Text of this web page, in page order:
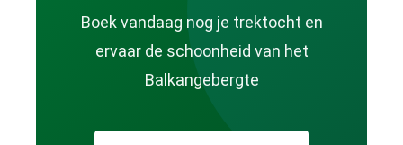
Boek vandaag nog je trektocht en
ervaar de schoonheid van het
Balkangebergte